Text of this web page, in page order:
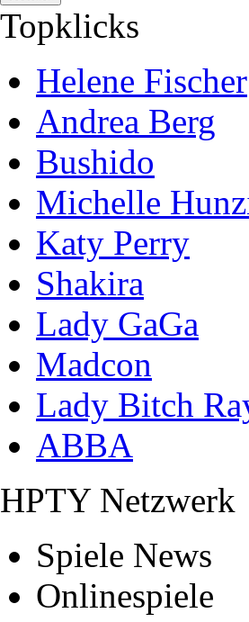
Topklicks
Helene Fischer
Andrea Berg
Bushido
Michelle
Katy Perry
Shakira
Lady GaGa
Madcon
Lady Bitch
ABBA
HPTY Netzwerk
Spiele News
Onlinespiele